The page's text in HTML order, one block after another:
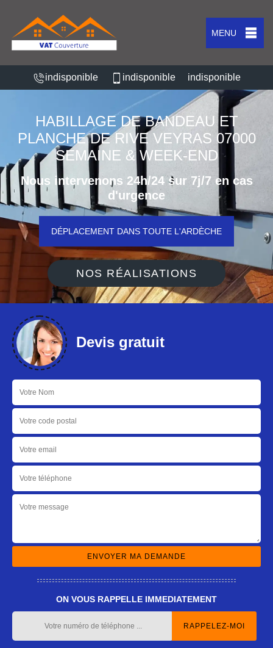
MENU
indisponible indisponible indisponible
HABILLAGE DE BANDEAU ET
PLANCHE DE RIVE VEYRAS 07000
SEMAINE & WEEK-END
Nous intervenons 24h/24 sur 7j/7 en cas
d'urgence
DÉPLACEMENT DANS TOUTE L'ARDÈCHE
NOS RÉALISATIONS
Devis gratuit
ON VOUS RAPPELLE IMMEDIATEMENT